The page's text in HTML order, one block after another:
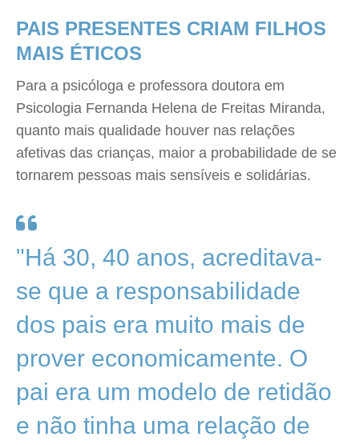
PAIS PRESENTES CRIAM FILHOS
MAIS ÉTICOS
Para a psicóloga e professora doutora em
Psicologia Fernanda Helena de Freitas Miranda,
quanto mais qualidade houver nas relações
afetivas das crianças, maior a probabilidade de se
tornarem pessoas mais sensíveis e solidárias.
"Há 30, 40 anos, acreditava-
se que a responsabilidade
dos pais era muito mais de
prover economicamente. O
pai era um modelo de retidão
e não tinha uma relação de